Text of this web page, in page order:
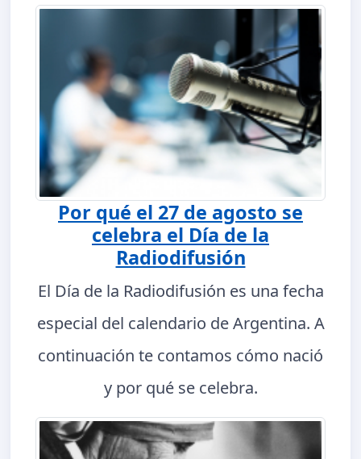
Por qué el 27 de agosto se
celebra el Día de la
Radiodifusión
El Día de la Radiodifusión es una fecha
especial del calendario de Argentina. A
continuación te contamos cómo nació
y por qué se celebra.